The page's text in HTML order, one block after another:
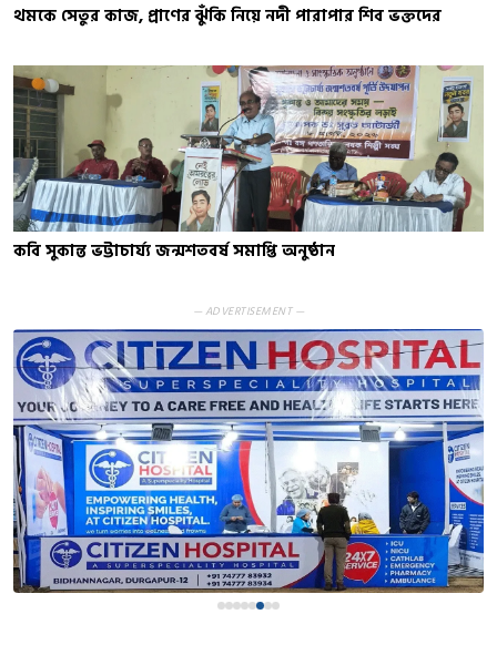
থমকে সেতুর কাজ, প্রাণের ঝুঁকি নিয়ে নদী পারাপার শিব ভক্তদের
কবি সুকান্ত ভট্টাচার্য্য জন্মশতবর্ষ সমাপ্তি অনুষ্ঠান
— ADVERTISEMENT —